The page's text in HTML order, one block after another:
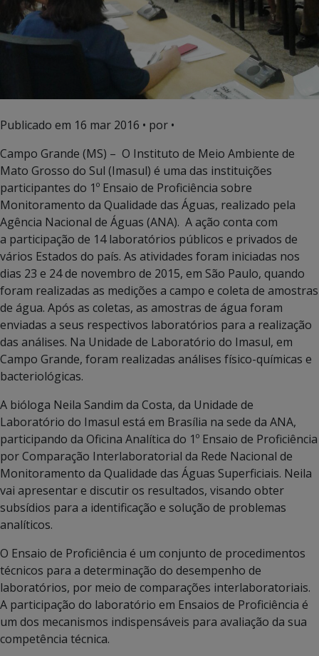
Publicado em 16 mar 2016 • por •
Campo Grande (MS) – O Instituto de Meio Ambiente de
Mato Grosso do Sul (Imasul) é uma das instituições
participantes do 1º Ensaio de Proficiência sobre
Monitoramento da Qualidade das Águas, realizado pela
Agência Nacional de Águas (ANA). A ação conta com
a participação de 14 laboratórios públicos e privados de
vários Estados do país. As atividades foram iniciadas nos
dias 23 e 24 de novembro de 2015, em São Paulo, quando
foram realizadas as medições a campo e coleta de amostras
de água. Após as coletas, as amostras de água foram
enviadas a seus respectivos laboratórios para a realização
das análises. Na Unidade de Laboratório do Imasul, em
Campo Grande, foram realizadas análises físico-químicas e
bacteriológicas.
A bióloga Neila Sandim da Costa, da Unidade de
Laboratório do Imasul está em Brasília na sede da ANA,
participando da Oficina Analítica do 1º Ensaio de Proficiência
por Comparação Interlaboratorial da Rede Nacional de
Monitoramento da Qualidade das Águas Superficiais. Neila
vai apresentar e discutir os resultados, visando obter
subsídios para a identificação e solução de problemas
analíticos.
O Ensaio de Proficiência é um conjunto de procedimentos
técnicos para a determinação do desempenho de
laboratórios, por meio de comparações interlaboratoriais.
A participação do laboratório em Ensaios de Proficiência é
um dos mecanismos indispensáveis para avaliação da sua
competência técnica.